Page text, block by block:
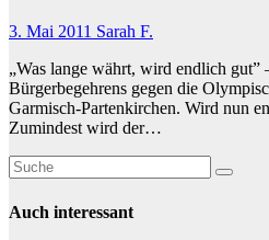
3. Mai 2011 Sarah F.
„Was lange währt, wird endlich gut”
Bürgerbegehrens gegen die
Garmisch-Partenkirchen. Wird nun
Zumindest wird der…
Auch interessant